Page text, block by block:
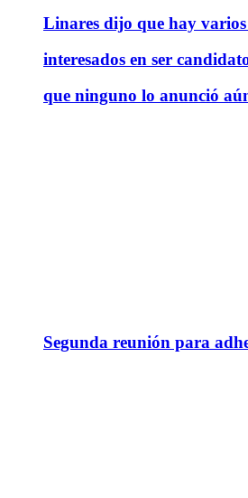
Linares dijo que hay
interesados en ser
que ninguno lo anunció
Segunda reunión para